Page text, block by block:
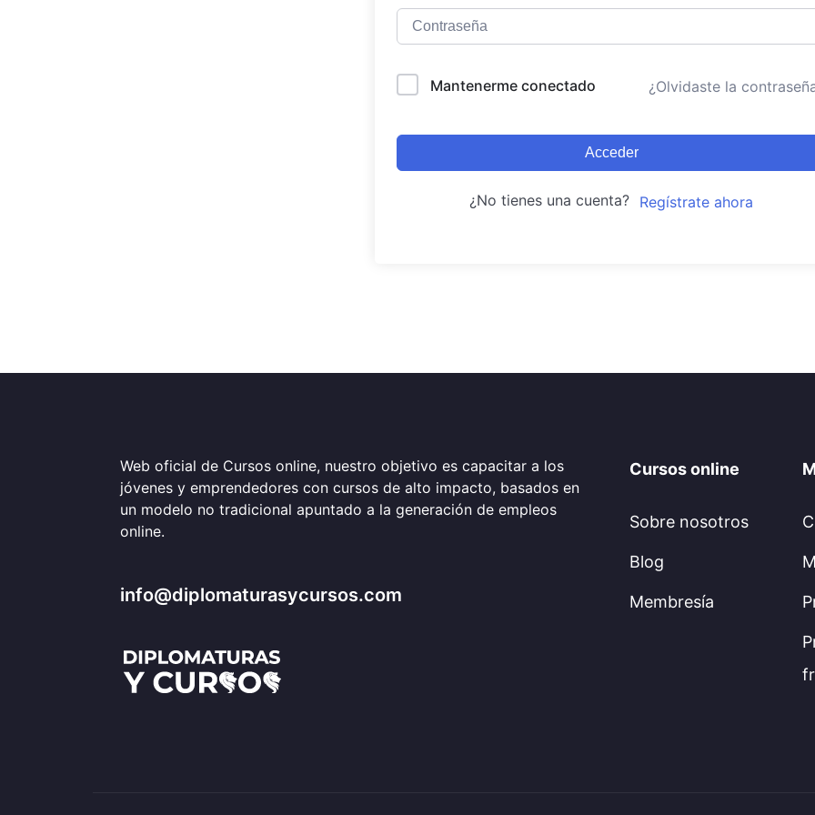
Mantenerme conectado ¿Olvidaste la
Acceder
¿No tienes una cuenta? Regístrate ahora
Web oficial de Cursos online, nuestro objetivo es capacitar a los
jóvenes y emprendedores con cursos de alto impacto, basados en
un modelo no tradicional apuntado a la generación de empleos
online.
info@diplomaturasycursos.com
Cursos online
Sobre nosotros
Blog
Membresía